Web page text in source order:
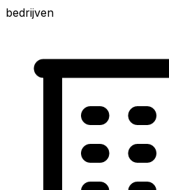
bedrijven